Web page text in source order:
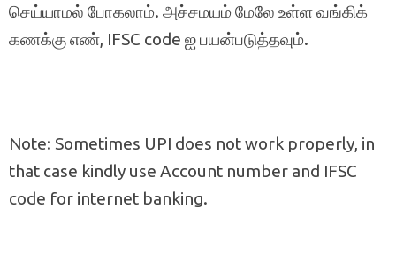
செய்யாமல் போகலாம். அச்சமயம் மேலே உள்ள வங்கிக்
கணக்கு எண், IFSC code ஐ பயன்படுத்தவும்.
Note: Sometimes UPI does not work properly, in
that case kindly use Account number and IFSC
code for internet banking.